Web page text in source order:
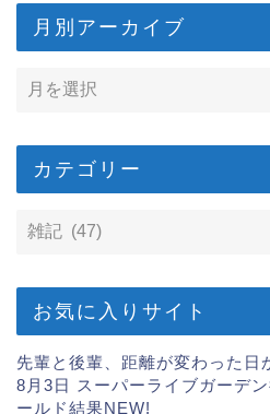
月別アーカイブ
カテゴリー
お気に入りサイト
先輩と後輩、距離が変わった日
8月3日 スーパーライブガーデ
ールド結果NEW!